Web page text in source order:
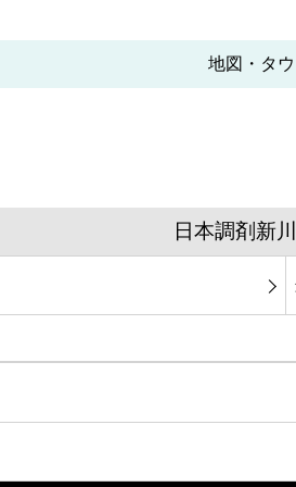
地図・タ
日本調剤新